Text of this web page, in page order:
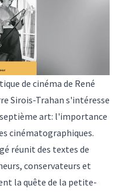
de cinéma de René
Sirois-Trahan s'intéresse
art: l'importance
cinématographiques.
réunit des textes de
conservateurs et
la quête de la petite-